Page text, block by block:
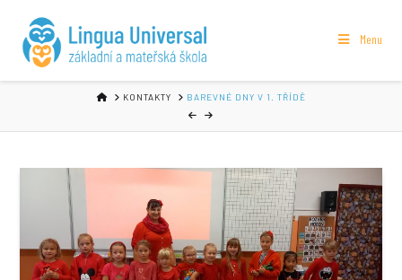
Menu
HOMEKONTAKTY BAREVNÉ DNY V 1. TŘÍDĚ